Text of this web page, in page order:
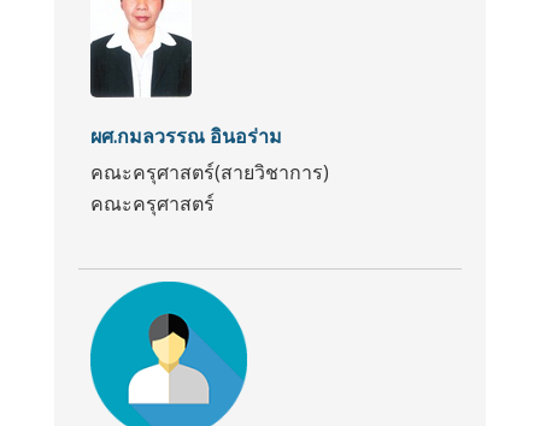
ผศ.กมลวรรณ อินอร่าม
คณะครุศาสตร์(สายวิชาการ)
คณะครุศาสตร์